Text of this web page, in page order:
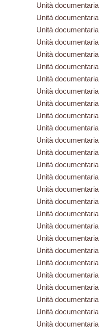
Unità documentaria
Unità documentaria
Unità documentaria
Unità documentaria
Unità documentaria
Unità documentaria
Unità documentaria
Unità documentaria
Unità documentaria
Unità documentaria
Unità documentaria
Unità documentaria
Unità documentaria
Unità documentaria
Unità documentaria
Unità documentaria
Unità documentaria
Unità documentaria
Unità documentaria
Unità documentaria
Unità documentaria
Unità documentaria
Unità documentaria
Unità documentaria
Unità documentaria
Unità documentaria
Unità documentaria